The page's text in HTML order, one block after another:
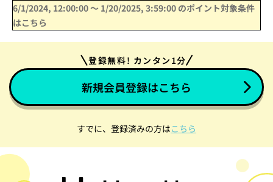
6/1/2024, 12:00:00〜 1/20/2025, 3:59:00 のポイント対象条件
はこちら
登録無料! カンタン1分
新規会員登録はこちら
すでに、登録済みの方はこちら